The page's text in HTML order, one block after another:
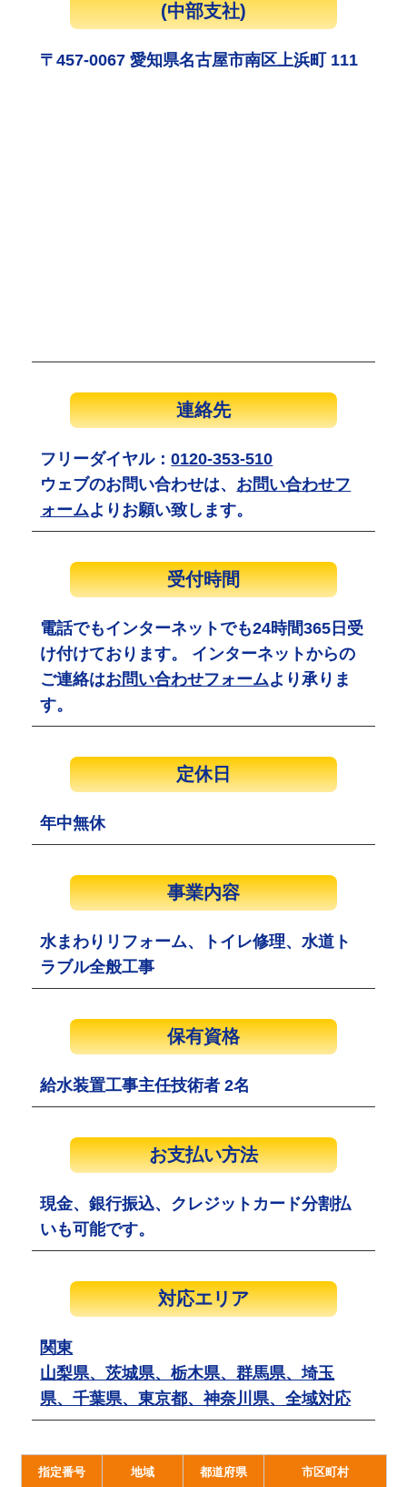
(中部支社)
〒457-0067 愛知県名古屋市南区上浜町 111
連絡先
フリーダイヤル：0120-353-510
ウェブのお問い合わせは、 お問い合わせフ
ォームよりお願い致します。
受付時間
電話でもインターネットでも24時間365日受
け付けております。 インターネットからの
ご連絡はお問い合わせフォームより承りま
す。
定休日
年中無休
事業内容
水まわりリフォーム、トイレ修理、水道ト
ラブル全般工事
保有資格
給水装置工事主任技術者 2名
お支払い方法
現金、銀行振込、クレジットカード分割払
いも可能です。
対応エリア
関東
山梨県、茨城県、栃木県、群馬県、埼玉
県、千葉県、東京都、神奈川県、全域対応
指定番号 地域 都道府県 市区町村